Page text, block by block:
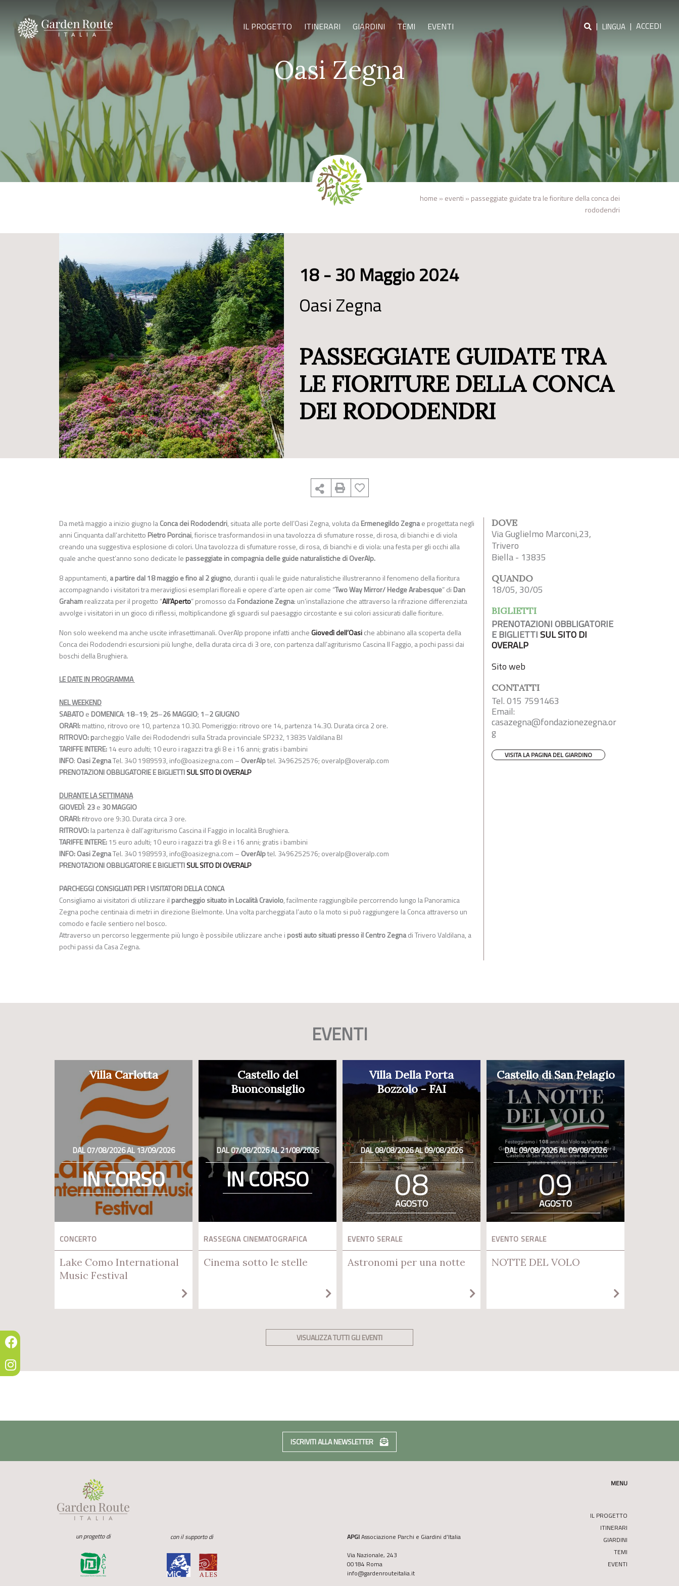
IL PROGETTO ITINERARI GIARDINI TEMI EVENTI | LINGUA | ACCEDI
Oasi Zegna
home » eventi » passeggiate guidate tra le fioriture della conca dei
rododendri
18 - 30 Maggio 2024
Oasi Zegna
PASSEGGIATE GUIDATE TRA
LE FIORITURE DELLA CONCA
DEI RODODENDRI
Da metà maggio a inizio giugno laConca dei Rododendri, situata alle porte dell’Oasi Zegna, voluta daErmenegildo Zegnae progettata negli
anni Cinquanta dall’architetto Pietro Porcinai, fiorisce trasformandosi in una tavolozza di sfumature rosse, di rosa, di bianchi e di viola
creando una suggestiva esplosione di colori. Una tavolozza di sfumature rosse, di rosa, di bianchi e di viola: una festa per gli occhi alla
quale anche quest’anno sono dedicate le passeggiatein compagnia delle guide naturalistiche di OverAlp.
8 appuntamenti, a partire dal 18 maggio e fino al 2 giugno, duranti i quali le guide naturalistiche illustreranno il fenomeno della fioritura
accompagnando i visitatori tra meravigliosi esemplari floreali e opere d’arte open air come “Two Way Mirror/ Hedge Arabesque” di Dan
Grahamrealizzata per il progetto “All’Aperto” promosso daFondazione Zegna: un’installazione che attraverso la rifrazione differenziata
avvolge i visitatori in un gioco di riflessi, moltiplicandone gli sguardi sul paesaggio circostante e sui colori assicurati dalle fioriture.
Non solo weekend ma anche uscite infrasettimanali. OverAlp propone infatti ancheGiovedì dell’Oasiche abbinano alla scoperta della
Conca dei Rododendri escursioni più lunghe, della durata circa di 3 ore, con partenza dall’agriturismo Cascina Il Faggio, a pochi passi dai
boschi della Brughiera.
LE DATE IN PROGRAMMA
NEL WEEKEND
SABATOe DOMENICA: 18–19; 25–26 MAGGIO; 1–2 GIUGNO
ORARI:mattino, ritrovo ore 10, partenza 10.30. Pomeriggio: ritrovo ore 14, partenza 14.30. Durata circa 2 ore.
RITROVO: parcheggio Valle dei Rododendri sulla Strada provinciale SP232, 13835 Valdilana BI
TARIFFE INTERE:14 euro adulti; 10 euro i ragazzi tra gli 8 e i 16 anni; gratis i bambini
INFO: Oasi ZegnaTel. 340 1989593, info@oasizegna.com – OverAlptel. 3496252576; overalp@overalp.com
PRENOTAZIONI OBBLIGATORIE E BIGLIETTISUL SITO DI OVERALP
DURANTE LA SETTIMANA
GIOVEDÌ: 23e 30 MAGGIO
ORARI: ritrovo ore 9:30. Durata circa 3 ore.
RITROVO:la partenza è dall’agriturismo Cascina il Faggio in località Brughiera.
TARIFFE INTERE:15 euro adulti; 10 euro i ragazzi tra gli 8 e i 16 anni; gratis i bambini
INFO:Oasi ZegnaTel. 340 1989593, info@oasizegna.com – OverAlptel. 3496252576; overalp@overalp.com
PRENOTAZIONI OBBLIGATORIE E BIGLIETTISUL SITO DI OVERALP
PARCHEGGI CONSIGLIATI PER I VISITATORI DELLA CONCA
Consigliamo ai visitatori di utilizzare il parcheggio situato in Località Craviolo, facilmente raggiungibile percorrendo lungo la Panoramica
Zegna poche centinaia di metri in direzione Bielmonte. Una volta parcheggiata l’auto o la moto si può raggiungere la Conca attraverso un
comodo e facile sentiero nel bosco.
Attraverso un percorso leggermente più lungo è possibile utilizzare anche i posti auto situati presso il Centro Zegnadi Trivero Valdilana, a
pochi passi da Casa Zegna.
DOVE
Via Guglielmo Marconi,23,
Trivero
Biella - 13835
QUANDO
18/05, 30/05
BIGLIETTI
PRENOTAZIONI OBBLIGATORIE
E BIGLIETTISUL SITO DI
OVERALP
Sito web
CONTATTI
Tel. 015 7591463
Email:
casazegna@fondazionezegna.or
g
VISITA LA PAGINA DEL GIARDINO
EVENTI
Villa Carlotta
DAL 07/08/2026 AL 13/09/2026
IN CORSO
CONCERTO
Lake Como International
Music Festival
Castello del
Buonconsiglio
DAL 07/08/2026 AL 21/08/2026
IN CORSO
RASSEGNA CINEMATOGRAFICA
Cinema sotto le stelle
Villa Della Porta
Bozzolo - FAI
DAL 08/08/2026 AL 09/08/2026
08
AGOSTO
EVENTO SERALE
Astronomi per una notte
Castello di San Pelagio
DAL 09/08/2026 AL 09/08/2026
09
AGOSTO
EVENTO SERALE
NOTTE DEL VOLO
VISUALIZZA TUTTI GLI EVENTI
ISCRIVITI ALLA NEWSLETTER
un progetto di con il supporto di APGIAssociazione Parchi e Giardini d’Italia
Via Nazionale, 243
00184 Roma
info@gardenrouteitalia.it
MENU
IL PROGETTO
ITINERARI
GIARDINI
TEMI
EVENTI